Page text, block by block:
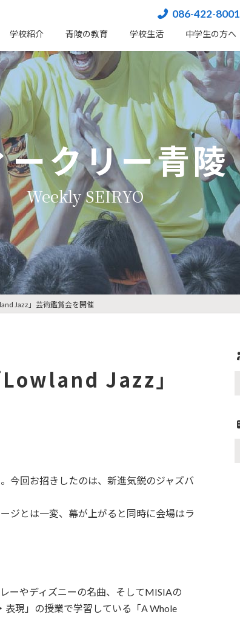
086-422-8001
学校紹介 ⻘陵の教育 学校生活 中学生の方へ
ークリー青陵
Jazz」芸術鑑賞会を開催
Lowland Jazz」
今回お招きしたのは、新進気鋭のジャズバ
ジとは一変、幕が上がると同時に会場はラ
ーやディズニーの名曲、そしてMISIAの
表現」の授業で学習している「A Whole